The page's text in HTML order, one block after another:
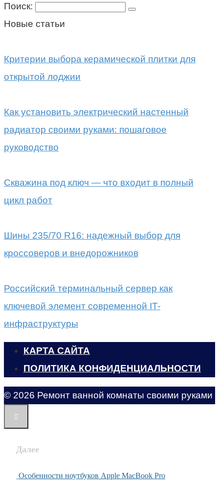
Поиск:
Новые статьи
Критерии выбора керамической плитки для
открытой лоджии
Как установить электрический настенный
радиатор своими руками: пошаговое
руководство
Скважина под ключ — что входит в полный
цикл работ
Шины 235/70 R16: надежный выбор для
кроссоверов и внедорожников
Российский терминальный сервер как
ключевой элемент современной IT-
инфраструктуры
КАРТА САЙТА
ПОЛИТИКА КОНФИДЕНЦИАЛЬНОСТИ
© 2026 Ремонт ванной комнаты своими руками
Далее
Особенности ноутбуков Apple MacBook Pro